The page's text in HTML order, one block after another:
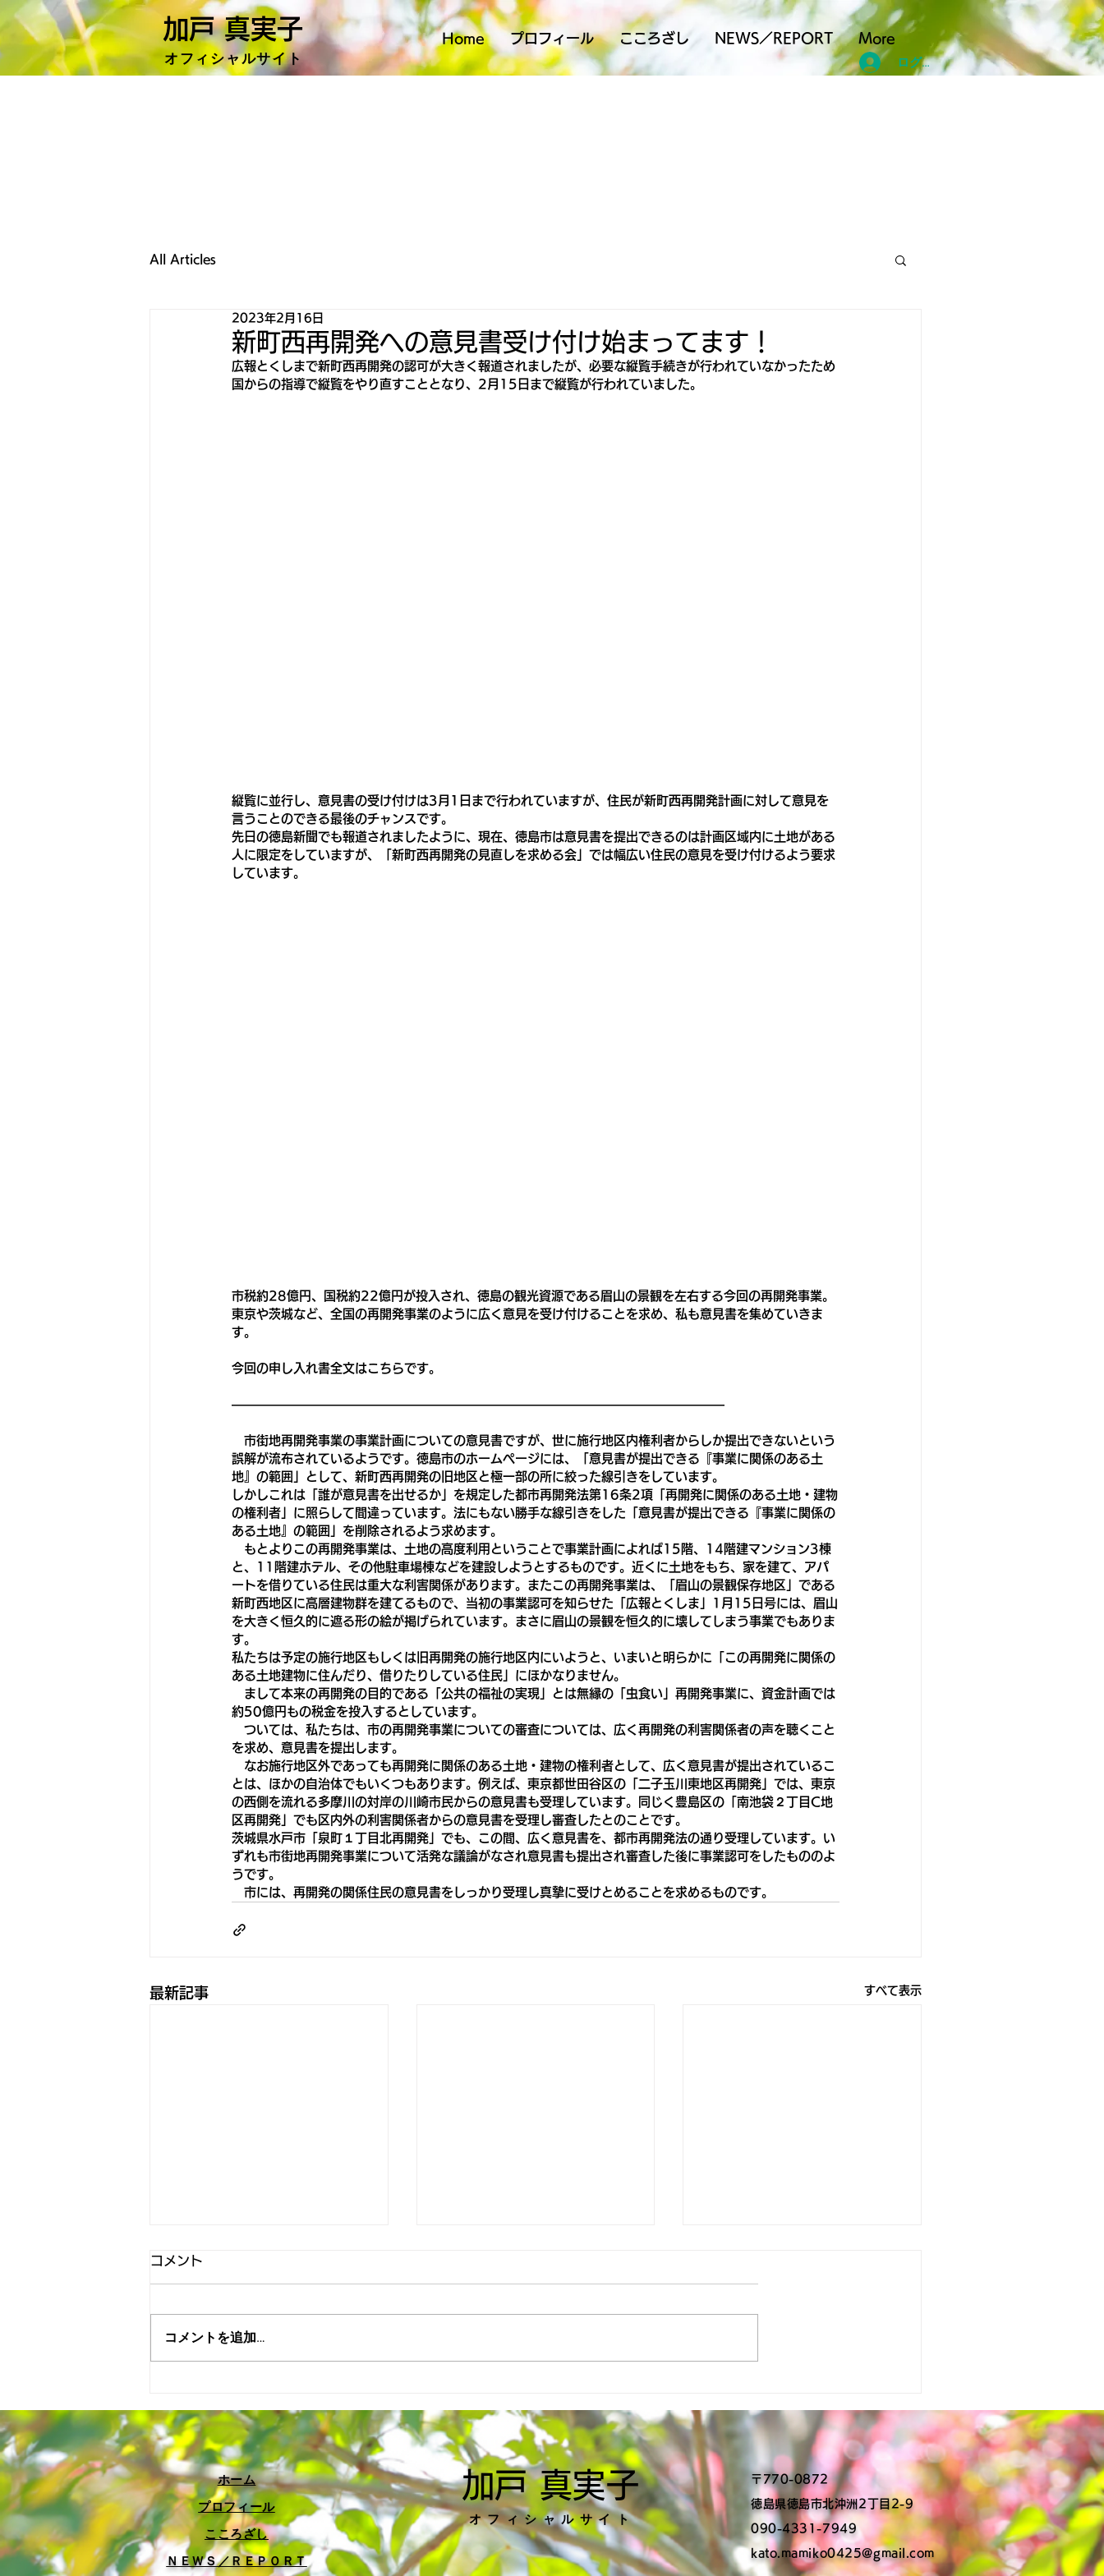
加戸 真実子
​オフィシャルサイト
Home プロフィール こころざし NEWS／REPORT More
ログイン
All Articles
新町西再開発への意見書受け付け始まってます！
2023年2月16日
広報とくしまで新町西再開発の認可が大きく報道されましたが、必要な縦覧手続きが行われていなかったため
国からの指導で縦覧をやり直すこととなり、2月15日まで縦覧が行われていました。
縦覧に並行し、意見書の受け付けは3月1日まで行われていますが、住民が新町西再開発計画に対して意見を
言うことのできる最後のチャンスです。
先日の徳島新聞でも報道されましたように、現在、徳島市は意見書を提出できるのは計画区域内に土地がある
人に限定をしていますが、「新町西再開発の見直しを求める会」では幅広い住民の意見を受け付けるよう要求
しています。
市税約28億円、国税約22億円が投入され、徳島の観光資源である眉山の景観を左右する今回の再開発事業。
東京や茨城など、全国の再開発事業のように広く意見を受け付けることを求め、私も意見書を集めていきま
す。
今回の申し入れ書全文はこちらです。
――――――――――――――――――――――――――――――――――――――――
市街地再開発事業の事業計画についての意見書ですが、世に施行地区内権利者からしか提出できないという
誤解が流布されているようです。徳島市のホームページには、「意見書が提出できる『事業に関係のある土
地』の範囲」として、新町西再開発の旧地区と極一部の所に絞った線引きをしています。
しかしこれは「誰が意見書を出せるか」を規定した都市再開発法第16条2項「再開発に関係のある土地・建物
の権利者」に照らして間違っています。法にもない勝手な線引きをした「意見書が提出できる『事業に関係の
ある土地』の範囲」を削除されるよう求めます。
もとよりこの再開発事業は、土地の高度利用ということで事業計画によれば15階、14階建マンション3棟
と、11階建ホテル、その他駐車場棟などを建設しようとするものです。近くに土地をもち、家を建て、アパ
ートを借りている住民は重大な利害関係があります。またこの再開発事業は、「眉山の景観保存地区」である
新町西地区に高層建物群を建てるもので、当初の事業認可を知らせた「広報とくしま」1月15日号には、眉山
を大きく恒久的に遮る形の絵が掲げられています。まさに眉山の景観を恒久的に壊してしまう事業でもありま
す。
私たちは予定の施行地区もしくは旧再開発の施行地区内にいようと、いまいと明らかに「この再開発に関係の
ある土地建物に住んだり、借りたりしている住民」にほかなりません。
まして本来の再開発の目的である「公共の福祉の実現」とは無縁の「虫食い」再開発事業に、資金計画では
約50億円もの税金を投入するとしています。
ついては、私たちは、市の再開発事業についての審査については、広く再開発の利害関係者の声を聴くこと
を求め、意見書を提出します。
なお施行地区外であっても再開発に関係のある土地・建物の権利者として、広く意見書が提出されているこ
とは、ほかの自治体でもいくつもあります。例えば、東京都世田谷区の「二子玉川東地区再開発」では、東京
の西側を流れる多摩川の対岸の川崎市民からの意見書も受理しています。同じく豊島区の「南池袋２丁目C地
区再開発」でも区内外の利害関係者からの意見書を受理し審査したとのことです。
茨城県水戸市「泉町１丁目北再開発」でも、この間、広く意見書を、都市再開発法の通り受理しています。い
ずれも市街地再開発事業について活発な議論がなされ意見書も提出され審査した後に事業認可をしたもののよ
うです。
市には、再開発の関係住民の意見書をしっかり受理し真摯に受けとめることを求めるものです。
最新記事 すべて表示
催されました！
した！
した！
コメント
コメントを追加…
加戸 真実子
オフィシャルサイト
〒770-0872
​徳島県徳島市北沖洲2丁目2-9
090-4331-7949
kato.mamiko0425@gmail.com
​ホーム
プロフィール
​こころざし
​ＮＥＷＳ／ＲＥＰＯＲＴ